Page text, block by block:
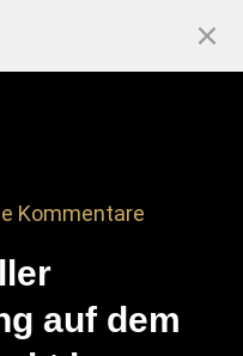
Kommentare
auf dem